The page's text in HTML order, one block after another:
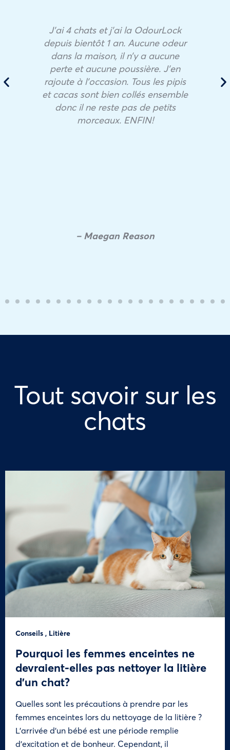
J’ai 4 chats et j’ai la OdourLock
depuis bientôt 1 an. Aucune odeur
dans la maison, il n’y a aucune
perte et aucune poussière. J’en
rajoute à l’occasion. Tous les pipis
et cacas sont bien collés ensemble
donc il ne reste pas de petits
morceaux. ENFIN!
– Maegan Reason
Tout savoir sur les
chats
Conseils , Litière
Pourquoi les femmes enceintes ne
devraient-elles pas nettoyer la litière
d’un chat?
Quelles sont les précautions à prendre par les
femmes enceintes lors du nettoyage de la litière ?
L’arrivée d’un bébé est une période remplie
d’excitation et de bonheur. Cependant, il